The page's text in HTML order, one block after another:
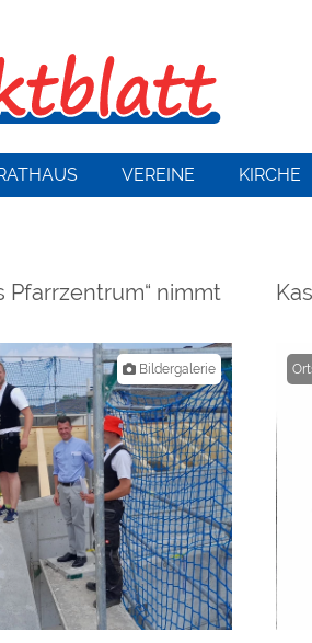
VEREINE KIRCHE
Pfarrzentrum“ nimmt
Bildergalerie